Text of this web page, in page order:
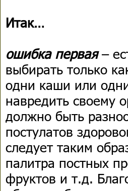
Итак…
ошибка первая–
выбирать только
одни каши или
навредить своему
должно быть
постулатов
следует таким
палитра постных
фруктов и т.д.